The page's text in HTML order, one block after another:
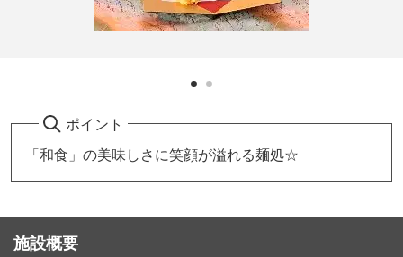
ポイント
「和食」の美味しさに笑顔が溢れる麺処☆
施設概要